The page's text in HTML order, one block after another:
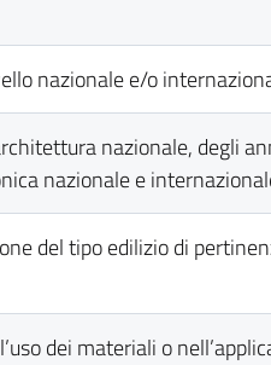
nazionale e/o
nazionale, degli
nazionale e
del tipo edilizio di
dei materiali o